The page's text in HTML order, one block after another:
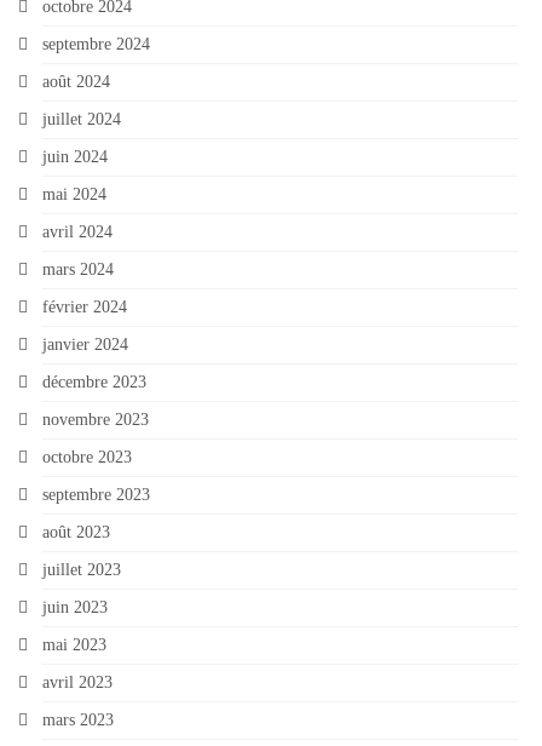
octobre 2024
septembre 2024
août 2024
juillet 2024
juin 2024
mai 2024
avril 2024
mars 2024
février 2024
janvier 2024
décembre 2023
novembre 2023
octobre 2023
septembre 2023
août 2023
juillet 2023
juin 2023
mai 2023
avril 2023
mars 2023